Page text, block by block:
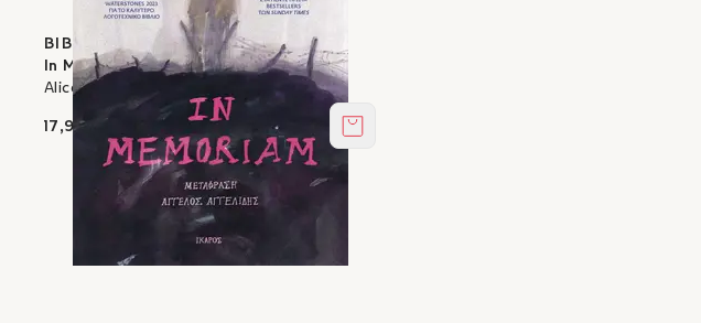
ΒΙΒΛΙΑ ΣΤΟΝ ΙΚΑΡΟ
In Memoriam
Alice Winn
17,91 € Στο καλάθι